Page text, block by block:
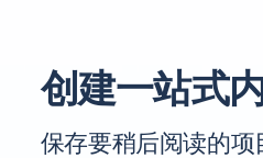
创建一站式
保存要稍后阅读的项